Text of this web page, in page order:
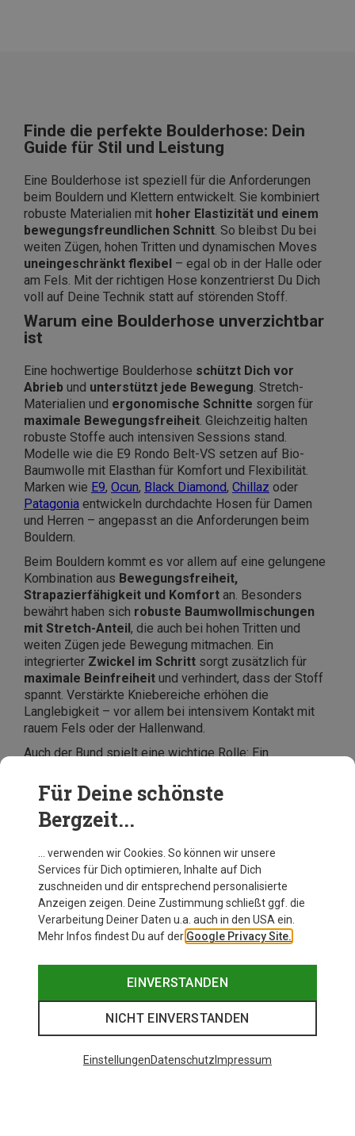
Finde die perfekte Boulderhose: Dein
Guide für Stil und Leistung
Eine Boulderhose ist speziell für die Anforderungen
beim Bouldern und Klettern entwickelt. Sie kombiniert
robuste Materialien mit hoher Elastizität und einem
bewegungsfreundlichen Schnitt. So bleibst Du bei
weiten Zügen, hohen Tritten und dynamischen Moves
uneingeschränkt flexibel – egal ob in der Halle oder
am Fels. Mit der richtigen Hose konzentrierst Du Dich
voll auf Deine Technik statt auf störenden Stoff.
Warum eine Boulderhose unverzichtbar
ist
Eine hochwertige Boulderhose schützt Dich vor
Abrieb und unterstützt jede Bewegung. Stretch-
Materialien und ergonomische Schnitte sorgen für
maximale Bewegungsfreiheit. Gleichzeitig halten
robuste Stoffe auch intensiven Sessions stand.
Modelle wie die E9 Rondo Belt-VS setzen auf Bio-
Baumwolle mit Elasthan für Komfort und Flexibilität.
Marken wie E9, Ocun, Black Diamond, Chillaz oder
Patagonia entwickeln durchdachte Hosen für Damen
und Herren – angepasst an die Anforderungen beim
Bouldern.
Beim Bouldern kommt es vor allem auf eine gelungene
Kombination aus Bewegungsfreiheit,
Strapazierfähigkeit und Komfort an. Besonders
bewährt haben sich robuste Baumwollmischungen
mit Stretch-Anteil, die auch bei hohen Tritten und
weiten Zügen jede Bewegung mitmachen. Ein
integrierter Zwickel im Schritt sorgt zusätzlich für
maximale Beinfreiheit und verhindert, dass der Stoff
spannt. Verstärkte Kniebereiche erhöhen die
Langlebigkeit – vor allem bei intensivem Kontakt mit
rauem Fels oder der Hallenwand.
Auch der Bund spielt eine wichtige Rolle: Ein
garantieren einen sicheren Halt, ohne einzuengen.
Praktische Details wieBürstenhalter
Gesamtpaket ab und machen Deine Boulderhose zu
einem funktionalen Begleiter für jede Session.
Für Deine schönste
Bergzeit...
… verwenden wir Cookies. So können wir unsere
Services für Dich optimieren, Inhalte auf Dich
zuschneiden und dir entsprechend personalisierte
Anzeigen zeigen. Deine Zustimmung schließt ggf. die
Verarbeitung Deiner Daten u.a. auch in den USA ein.
Mehr Infos findest Du auf der Google Privacy Site.
EINVERSTANDEN
NICHT EINVERSTANDEN
EinstellungenDatenschutz Impressum